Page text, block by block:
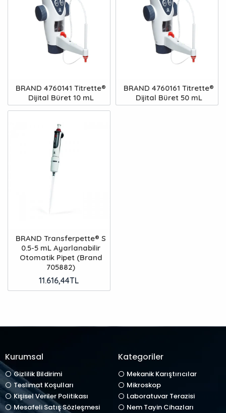
BRAND 4760141 Titrette®
Dijital Büret 10 mL
BRAND 4760161 Titrette®
Dijital Büret 50 mL
BRAND Transferpette® S
0.5-5 mL Ayarlanabilir
Otomatik Pipet (Brand
705882)
11.616,44TL
Kurumsal
Gizlilik Bildirimi
Teslimat Koşulları
Kişisel Veriler Politikası
Mesafeli Satış Sözleşmesi
Kategoriler
Mekanik Karıştırıcılar
Mikroskop
Laboratuvar Terazisi
Nem Tayin Cihazları